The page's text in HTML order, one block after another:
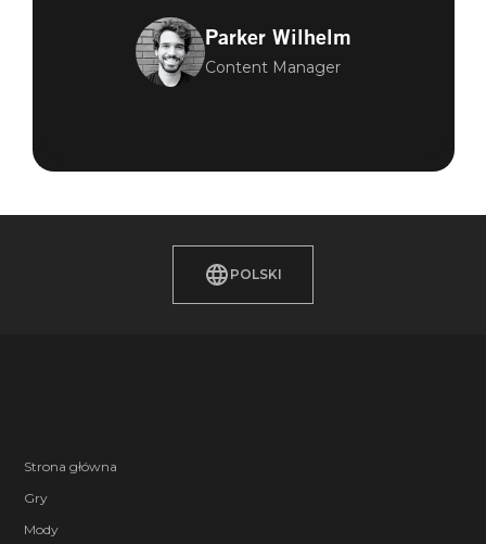
Parker Wilhelm
Content Manager
POLSKI
Strona główna
Gry
Mody